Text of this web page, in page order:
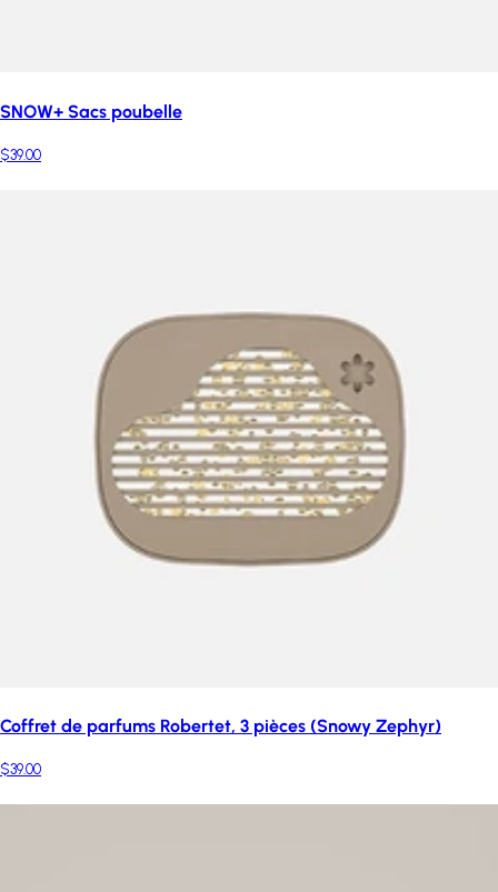
SNOW+ Sacs poubelle
$39.00
Coffret de parfums Robertet, 3 pièces (Snowy Zephyr)
$39.00